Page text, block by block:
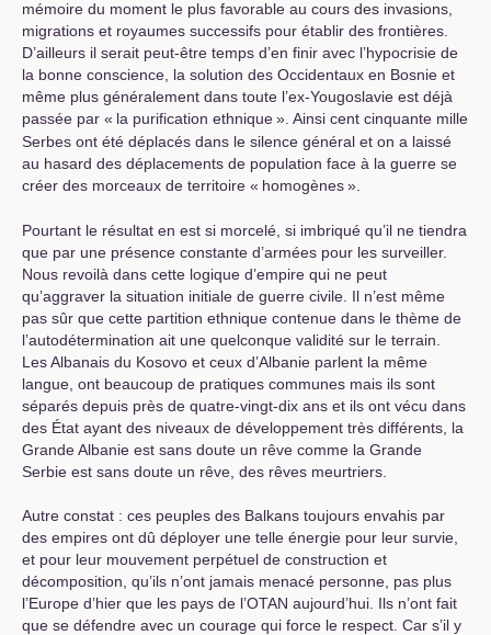
mémoire du moment le plus favorable au cours des invasions,
migrations et royaumes successifs pour établir des frontières.
D’ailleurs il serait peut-être temps d’en finir avec l’hypocrisie de
la bonne conscience, la solution des Occidentaux en Bosnie et
même plus généralement dans toute l’ex-Yougoslavie est déjà
passée par « la purification ethnique». Ainsi cent cinquante mille
Serbes ont été déplacés dans le silence général et on a laissé
au hasard des déplacements de population face à la guerre se
créer des morceaux de territoire « homogènes».
Pourtant le résultat en est si morcelé, si imbriqué qu’il ne tiendra
que par une présence constante d’armées pour les surveiller.
Nous revoilà dans cette logique d’empire qui ne peut
qu’aggraver la situation initiale de guerre civile. Il n’est même
pas sûr que cette partition ethnique contenue dans le thème de
l’autodétermination ait une quelconque validité sur le terrain.
Les Albanais du Kosovo et ceux d’Albanie parlent la même
langue, ont beaucoup de pratiques communes mais ils sont
séparés depuis près de quatre-vingt-dix ans et ils ont vécu dans
des État ayant des niveaux de développement très différents, la
Grande Albanie est sans doute un rêve comme la Grande
Serbie est sans doute un rêve, des rêves meurtriers.
Autre constat : ces peuples des Balkans toujours envahis par
des empires ont dû déployer une telle énergie pour leur survie,
et pour leur mouvement perpétuel de construction et
décomposition, qu’ils n’ont jamais menacé personne, pas plus
l’Europe d’hier que les pays de l’OTAN aujourd’hui. Ils n’ont fait
que se défendre avec un courage qui force le respect. Car s’il y